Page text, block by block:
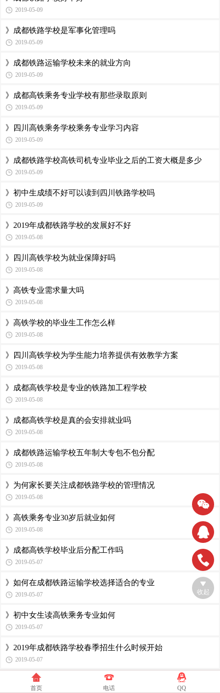
2019-05-09
》成都铁路学校是军事化管理吗
2019-05-09
》成都铁路运输学校未来的就业方向
2019-05-09
》成都高铁乘务专业学校有那些录取原则
2019-05-09
》四川高铁乘务学校乘务专业学习内容
2019-05-09
》成都铁路学校高铁司机专业毕业之后的工资大概是多少
2019-05-09
》初中生成绩不好可以读到四川铁路学校吗
2019-05-09
》2019年成都铁路学校的发展好不好
2019-05-08
》四川高铁学校为就业保障好吗
2019-05-08
》高铁专业需求量大吗
2019-05-08
》高铁学校的毕业生工作怎么样
2019-05-08
》四川高铁学校为学生能力培养提供有效教学方案
2019-05-08
》成都高铁学校是专业的铁路加工程学校
2019-05-08
》成都高铁学校是真的会安排就业吗
2019-05-08
》成都铁路运输学校五年制大专包不包分配
2019-05-08
》为何家长要关注成都铁路学校的管理情况
2019-05-08
》高铁乘务专业30岁后就业如何
2019-05-08
》成都高铁学校毕业后分配工作吗
2019-05-07
》如何在成都铁路运输学校选择适合的专业
2019-05-07
》初中女生读高铁乘务专业如何
2019-05-07
》2019年成都铁路学校春季招生什么时候开始
2019-05-07
》成都铁路运输学校毕业后文凭是什么
收起
首页 电话 QQ